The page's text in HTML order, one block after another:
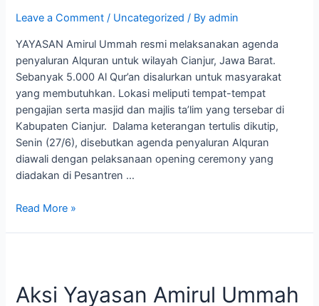
Leave a Comment / Uncategorized / Byadmin
YAYASAN Amirul Ummah resmi melaksanakan agenda
penyaluran Alquran untuk wilayah Cianjur, Jawa Barat.
Sebanyak 5.000 Al Qur’an disalurkan untuk masyarakat
yang membutuhkan. Lokasi meliputi tempat-tempat
pengajian serta masjid dan majlis ta’lim yang tersebar di
Kabupaten Cianjur. Dalama keterangan tertulis dikutip,
Senin (27/6), disebutkan agenda penyaluran Alquran
diawali dengan pelaksanaan opening ceremony yang
diadakan di Pesantren …
Read More »
Aksi Yayasan Amirul Ummah
Amirul